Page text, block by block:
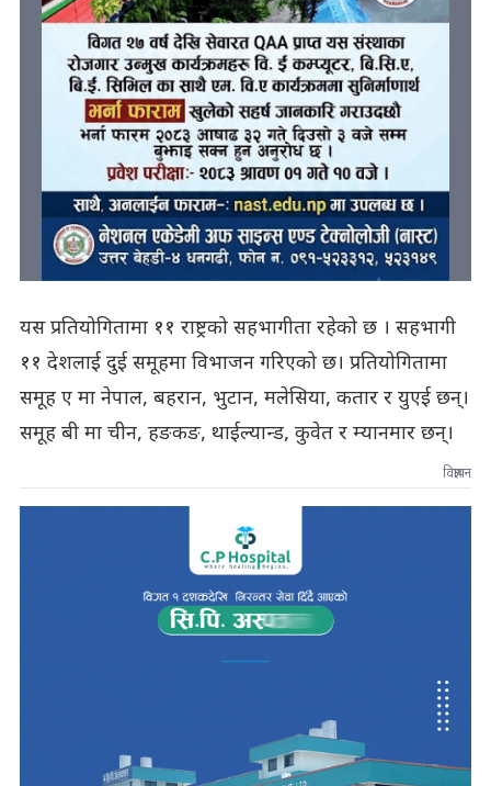
यस प्रतियोगितामा ११ राष्ट्रको सहभागीता रहेको छ । सहभागी
११ देशलाई दुई समूहमा विभाजन गरिएको छ। प्रतियोगितामा
समूह ए मा नेपाल, बहरान, भुटान, मलेसिया, कतार र युएई छन्।
समूह बी मा चीन, हङकङ, थाईल्यान्ड, कुवेत र म्यानमार छन्।
विज्ञापन